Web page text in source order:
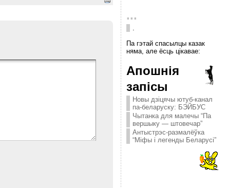
...
Па гэтай спасылцы казак
няма, але ёсць цікавае:
Апошнія
запісы
Новы дзіцячы ютуб-канал
па-беларуску: БЭЙБУС
Чытанка для малечы “Па
вершыку — штовечар”
Антыстрэс-размалёўка
“Міфы і легенды Беларусі”